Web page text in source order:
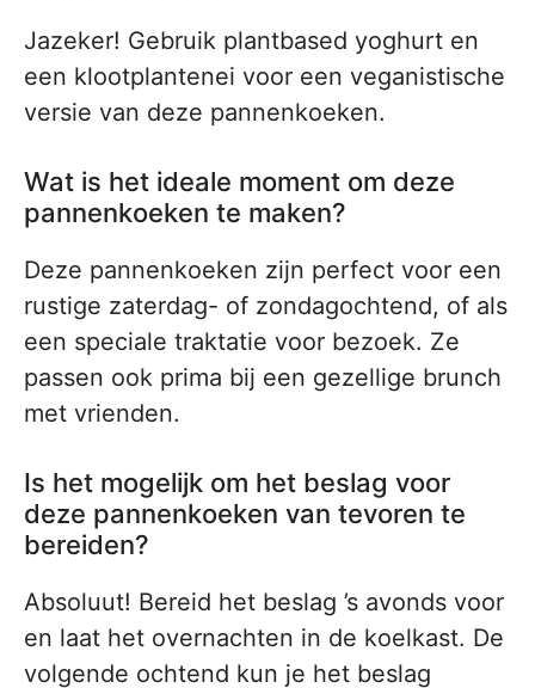
Jazeker! Gebruik plantbased yoghurt en
een klootplantenei voor een veganistische
versie van deze pannenkoeken.
Wat is het ideale moment om deze
pannenkoeken te maken?
Deze pannenkoeken zijn perfect voor een
rustige zaterdag- of zondagochtend, of als
een speciale traktatie voor bezoek. Ze
passen ook prima bij een gezellige brunch
met vrienden.
Is het mogelijk om het beslag voor
deze pannenkoeken van tevoren te
bereiden?
Absoluut! Bereid het beslag ’s avonds voor
en laat het overnachten in de koelkast. De
volgende ochtend kun je het beslag